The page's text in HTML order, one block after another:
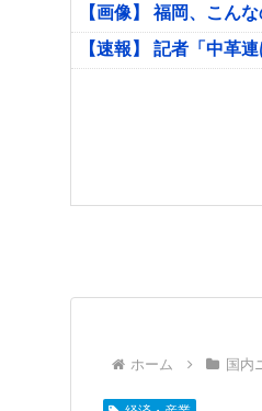
【画像】 福岡、こん
【速報】 記者「中革
ホーム 国内